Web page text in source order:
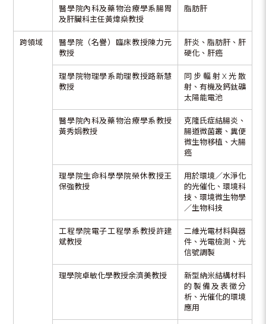
醫學院內科及藥物治療學系腸胃
及肝臟科主任黃煒燊教授
脂肪肝
跨領域
醫學院（名譽）臨床教授陳力元
教授
肝炎、脂肪肝、肝
硬化、肝癌
理學院物理學系助理教授路新慧
教授
同步輻射X光散
射、有機及鈣鈦礦
太陽能電池
醫學院內科及藥物治療學系教授
黃秀娟教授
克隆氏症結腸炎、
腸道微菌叢、糞便
微生物移植、大腸
癌
理學院生命科學學院榮休教授王
保強教授
用於環境／水淨化
的光催化、環境科
技、環境微生物學
／生物科技
工程學院電子工程學系教授許建
斌教授
二維光電材料與器
件、光電檢測、光
信號調製
理學院卓敏化學教授余濟美教授
新型納米結構材料
的製備及表徵分
析、光催化的環境
應用